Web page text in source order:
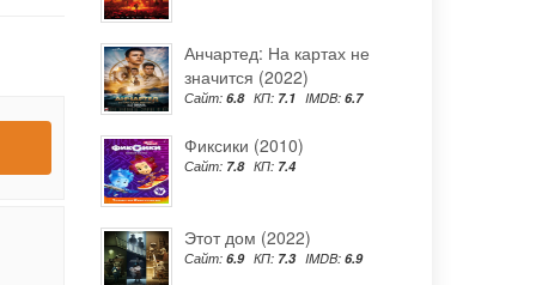
Анчартед: На картах не
значится (2022)
Сайт: 6.8 КП: 7.1 IMDB: 6.7
Фиксики (2010)
Сайт: 7.8 КП: 7.4
Этот дом (2022)
Сайт: 6.9 КП: 7.3 IMDB: 6.9